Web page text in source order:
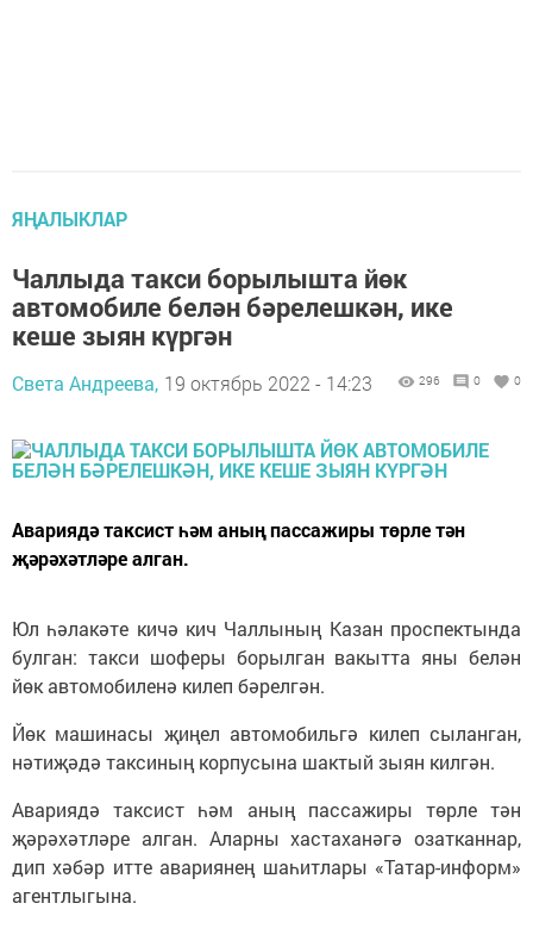
ЯҢАЛЫКЛАР
Чаллыда такси борылышта йөк
автомобиле белән бәрелешкән, ике
кеше зыян күргән
Света Андреева, 19 октябрь 2022 - 14:23 296 0 0
Авариядә таксист һәм аның пассажиры төрле тән
җәрәхәтләре алган.
Юл һәлакәте кичә кич Чаллының Казан проспектында
булган: такси шоферы борылган вакытта яны белән
йөк автомобиленә килеп бәрелгән.
Йөк машинасы җиңел автомобильгә килеп сыланган,
нәтиҗәдә таксиның корпусына шактый зыян килгән.
Авариядә таксист һәм аның пассажиры төрле тән
җәрәхәтләре алган. Аларны хастаханәгә озатканнар,
дип хәбәр итте авариянең шаһитлары «Татар-информ»
агентлыгына.